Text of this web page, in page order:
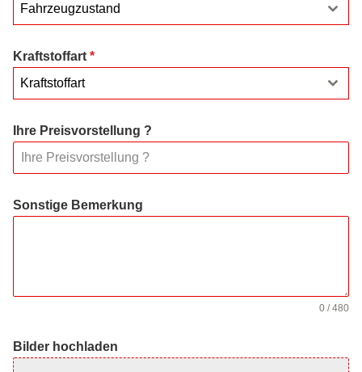
Fahrzeugzustand
Kraftstoffart *
Kraftstoffart
Ihre Preisvorstellung ?
Sonstige Bemerkung
0 / 480
Bilder hochladen